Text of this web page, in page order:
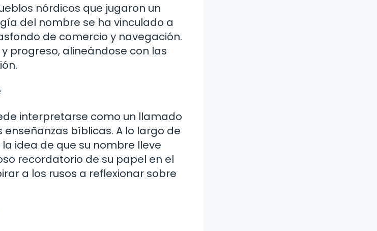
nórdicos que jugaron un
del nombre se ha vinculado a
de comercio y navegación.
progreso, alineándose con las
interpretarse como un llamado
bíblicas. A lo largo de
idea de que su nombre lleve
recordatorio de su papel en el
a los rusos a reflexionar sobre